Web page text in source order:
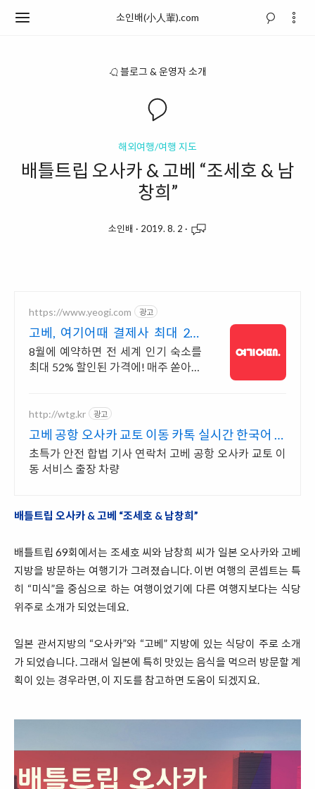
소인배(小人輩).com
블로그 & 운영자 소개
해외여행/여행 지도
배틀트립 오사카 & 고베 “조세호 & 남
창희”
소인배 · 2019. 8. 2 ·
https://www.yeogi.com 광고
고베, 여기어때 결제사 최대 2만
원 추가할인
8월에 예약하면 전 세계 인기 숙소를
최대 52% 할인된 가격에! 매주 쏟아지
http://wtg.kr 광고
고베 공항 오사카 교토 이동 카톡 실시간 한국어 지
원!
초특가 안전 합법 기사 연락처 고베 공항 오사카 교토 이
동 서비스 출장 차량
배틀트립 오사카 & 고베 “조세호 & 남창희”
배틀트립 69회에서는 조세호 씨와 남창희 씨가 일본 오사카와 고베
지방을 방문하는 여행기가 그려졌습니다. 이번 여행의 콘셉트는 특
히 “미식”을 중심으로 하는 여행이었기에 다른 여행지보다는 식당
위주로 소개가 되었는데요.
일본 관서지방의 “오사카”와 “고베” 지방에 있는 식당이 주로 소개
가 되었습니다. 그래서 일본에 특히 맛있는 음식을 먹으러 방문할 계
획이 있는 경우라면, 이 지도를 참고하면 도움이 되겠지요.